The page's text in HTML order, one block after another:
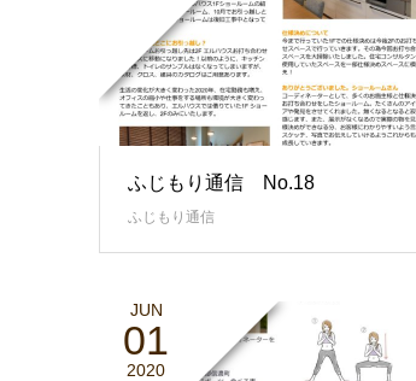
ふじもり通信 No.18
ふじもり通信
JUN
01
2020